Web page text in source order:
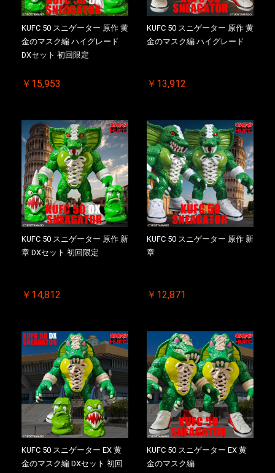
KUFC 50 スニゲーター 原作 黄
金のマスク編 ハイグレード
DXセット 初回限定
￥15,953
KUFC 50 スニゲーター 原作 黄
金のマスク編 ハイグレード
￥13,912
KUFC 50 スニゲーター 原作 新
章 DXセット 初回限定
￥14,812
KUFC 50 スニゲーター 原作 新
章
￥12,871
KUFC 50 スニゲーター EX 黄
金のマスク編 DXセット 初回
KUFC 50 スニゲーター EX 黄
金のマスク編